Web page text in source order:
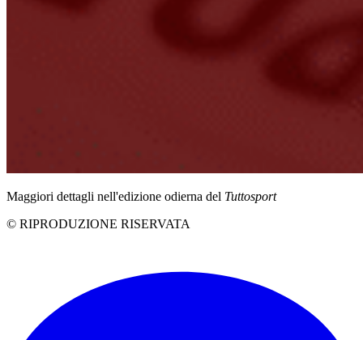
Maggiori dettagli nell'edizione odierna del Tuttosport
© RIPRODUZIONE RISERVATA